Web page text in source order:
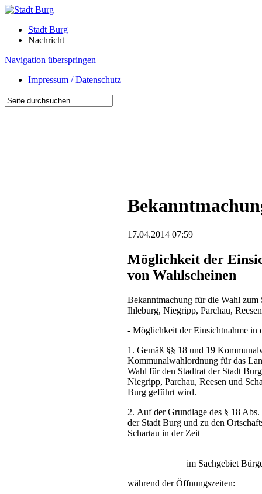
Stadt Burg
Nachricht
Navigation überspringen
Impressum / Datenschutz
17.04.2014 07:59
Möglichkeit der
von Wahlscheinen
Bekanntmachung für die Wahl zum
Ihleburg, Niegripp, Parchau,
- Möglichkeit der Einsichtnahme in
1. Gemäß §§ 18 und 19
Kommunalwahlordnung für das
Wahl für den Stadtrat der Stadt
Niegripp, Parchau, Reesen und
Burg geführt wird.
2. Auf der Grundlage des § 18
der Stadt Burg und zu den
Schartau in der Zeit
im Sachgebiet
während der Öffnungszeiten: